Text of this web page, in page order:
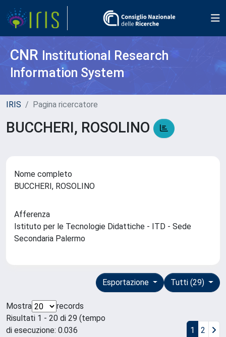
CNR Institutional Research
Information System
IRIS Pagina ricercatore
BUCCHERI, ROSOLINO
Nome completo
BUCCHERI, ROSOLINO
Afferenza
Istituto per le Tecnologie Didattiche - ITD - Sede
Secondaria Palermo
Tutti (29)
Esportazione
Mostra
records
Risultati 1 - 20 di 29 (tempo
di esecuzione: 0.036
1 2